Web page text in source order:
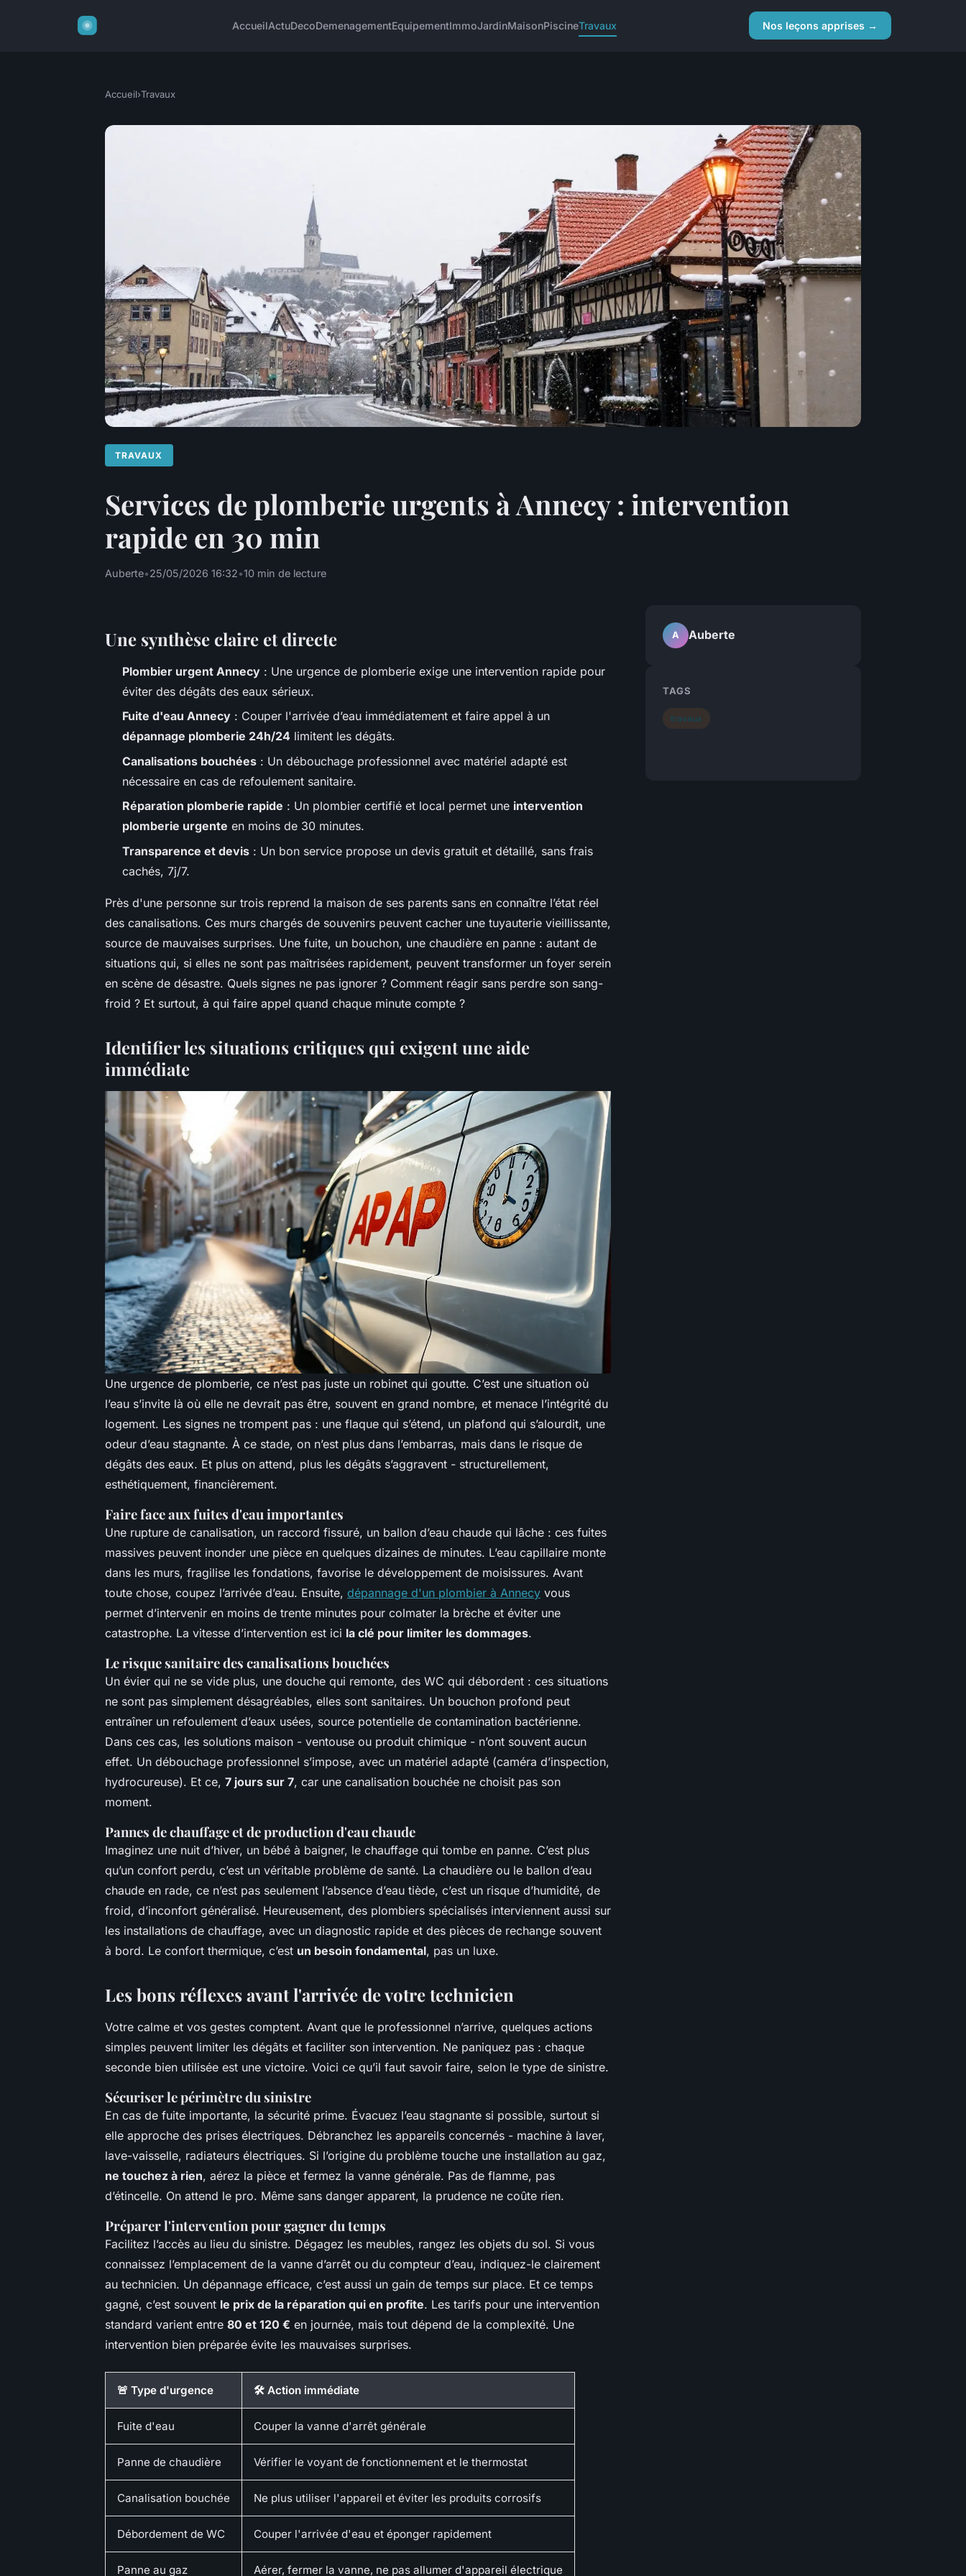
AccueilActuDecoDemenagementEquipementImmoJardinMaisonPiscineTravaux Nos leçons apprises →
Accueil›Travaux
TRAVAUX
Services de plomberie urgents à Annecy : intervention
rapide en 30 min
Auberte•25/05/2026 16:32•10 min de lecture
Une synthèse claire et directe
Plombier urgent Annecy : Une urgence de plomberie exige une intervention rapide pour
éviter des dégâts des eaux sérieux.
Fuite d'eau Annecy : Couper l'arrivée d’eau immédiatement et faire appel à un
dépannage plomberie 24h/24 limitent les dégâts.
Canalisations bouchées : Un débouchage professionnel avec matériel adapté est
nécessaire en cas de refoulement sanitaire.
Réparation plomberie rapide : Un plombier certifié et local permet une intervention
plomberie urgente en moins de 30 minutes.
Transparence et devis : Un bon service propose un devis gratuit et détaillé, sans frais
cachés, 7j/7.
Près d'une personne sur trois reprend la maison de ses parents sans en connaître l’état réel
des canalisations. Ces murs chargés de souvenirs peuvent cacher une tuyauterie vieillissante,
source de mauvaises surprises. Une fuite, un bouchon, une chaudière en panne : autant de
situations qui, si elles ne sont pas maîtrisées rapidement, peuvent transformer un foyer serein
en scène de désastre. Quels signes ne pas ignorer ? Comment réagir sans perdre son sang-
froid ? Et surtout, à qui faire appel quand chaque minute compte ?
Identifier les situations critiques qui exigent une aide
immédiate
Une urgence de plomberie, ce n’est pas juste un robinet qui goutte. C’est une situation où
l’eau s’invite là où elle ne devrait pas être, souvent en grand nombre, et menace l’intégrité du
logement. Les signes ne trompent pas : une flaque qui s’étend, un plafond qui s’alourdit, une
odeur d’eau stagnante. À ce stade, on n’est plus dans l’embarras, mais dans le risque de
dégâts des eaux. Et plus on attend, plus les dégâts s’aggravent - structurellement,
esthétiquement, financièrement.
Faire face aux fuites d'eau importantes
Une rupture de canalisation, un raccord fissuré, un ballon d’eau chaude qui lâche : ces fuites
massives peuvent inonder une pièce en quelques dizaines de minutes. L’eau capillaire monte
dans les murs, fragilise les fondations, favorise le développement de moisissures. Avant
toute chose, coupez l’arrivée d’eau. Ensuite, dépannage d'un plombier à Annecy vous
permet d’intervenir en moins de trente minutes pour colmater la brèche et éviter une
catastrophe. La vitesse d’intervention est ici la clé pour limiter les dommages.
Le risque sanitaire des canalisations bouchées
Un évier qui ne se vide plus, une douche qui remonte, des WC qui débordent : ces situations
ne sont pas simplement désagréables, elles sont sanitaires. Un bouchon profond peut
entraîner un refoulement d’eaux usées, source potentielle de contamination bactérienne.
Dans ces cas, les solutions maison - ventouse ou produit chimique - n’ont souvent aucun
effet. Un débouchage professionnel s’impose, avec un matériel adapté (caméra d’inspection,
hydrocureuse). Et ce, 7 jours sur 7, car une canalisation bouchée ne choisit pas son
moment.
Pannes de chauffage et de production d'eau chaude
Imaginez une nuit d’hiver, un bébé à baigner, le chauffage qui tombe en panne. C’est plus
qu’un confort perdu, c’est un véritable problème de santé. La chaudière ou le ballon d’eau
chaude en rade, ce n’est pas seulement l’absence d’eau tiède, c’est un risque d’humidité, de
froid, d’inconfort généralisé. Heureusement, des plombiers spécialisés interviennent aussi sur
les installations de chauffage, avec un diagnostic rapide et des pièces de rechange souvent
à bord. Le confort thermique, c’est un besoin fondamental, pas un luxe.
Les bons réflexes avant l'arrivée de votre technicien
Votre calme et vos gestes comptent. Avant que le professionnel n’arrive, quelques actions
simples peuvent limiter les dégâts et faciliter son intervention. Ne paniquez pas : chaque
seconde bien utilisée est une victoire. Voici ce qu’il faut savoir faire, selon le type de sinistre.
Sécuriser le périmètre du sinistre
En cas de fuite importante, la sécurité prime. Évacuez l’eau stagnante si possible, surtout si
elle approche des prises électriques. Débranchez les appareils concernés - machine à laver,
lave-vaisselle, radiateurs électriques. Si l’origine du problème touche une installation au gaz,
ne touchez à rien, aérez la pièce et fermez la vanne générale. Pas de flamme, pas
d’étincelle. On attend le pro. Même sans danger apparent, la prudence ne coûte rien.
Préparer l'intervention pour gagner du temps
Facilitez l’accès au lieu du sinistre. Dégagez les meubles, rangez les objets du sol. Si vous
connaissez l’emplacement de la vanne d’arrêt ou du compteur d’eau, indiquez-le clairement
au technicien. Un dépannage efficace, c’est aussi un gain de temps sur place. Et ce temps
gagné, c’est souvent le prix de la réparation qui en profite. Les tarifs pour une intervention
standard varient entre 80 et 120 € en journée, mais tout dépend de la complexité. Une
intervention bien préparée évite les mauvaises surprises.
🚨 Type d'urgence 🛠️ Action immédiate
Fuite d'eau Couper la vanne d'arrêt générale
Panne de chaudière Vérifier le voyant de fonctionnement et le thermostat
Canalisation bouchée Ne plus utiliser l'appareil et éviter les produits corrosifs
Débordement de WC Couper l'arrivée d'eau et éponger rapidement
Panne au gaz Aérer, fermer la vanne, ne pas allumer d'appareil électrique
A Auberte
TAGS
travaux